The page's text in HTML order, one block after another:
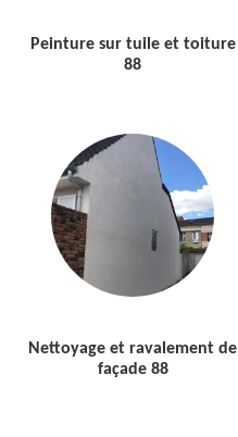
Peinture sur tuile et toiture
88
Nettoyage et ravalement de
façade 88